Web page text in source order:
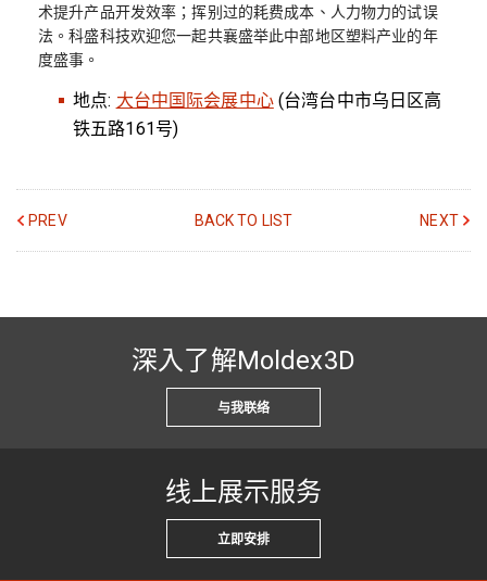
术提升产品开发效率；挥别过的耗费成本、人力物力的试误
法。科盛科技欢迎您一起共襄盛举此中部地区塑料产业的年
度盛事。
地点: 大台中国际会展中心(台湾台中市乌日区高
铁五路161号)
PREV BACK TO LIST NEXT
深入了解Moldex3D
与我联络
线上展示服务
立即安排